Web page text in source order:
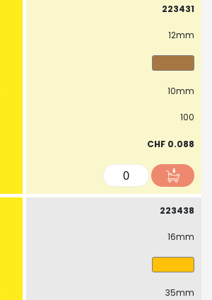
223431
12mm
10mm
100
CHF 0.088
223438
16mm
35mm